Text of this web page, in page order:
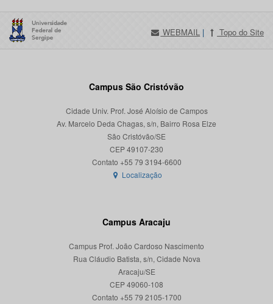
WEBMAIL | Topo do Site
Campus São Cristóvão
Cidade Univ. Prof. José Aloísio de Campos
Av. Marcelo Deda Chagas, s/n, Bairro Rosa Elze
São Cristóvão/SE
CEP 49107-230
Localização
Campus Aracaju
Campus Prof. João Cardoso Nascimento
Rua Cláudio Batista, s/n, Cidade Nova
Aracaju/SE
CEP 49060-108